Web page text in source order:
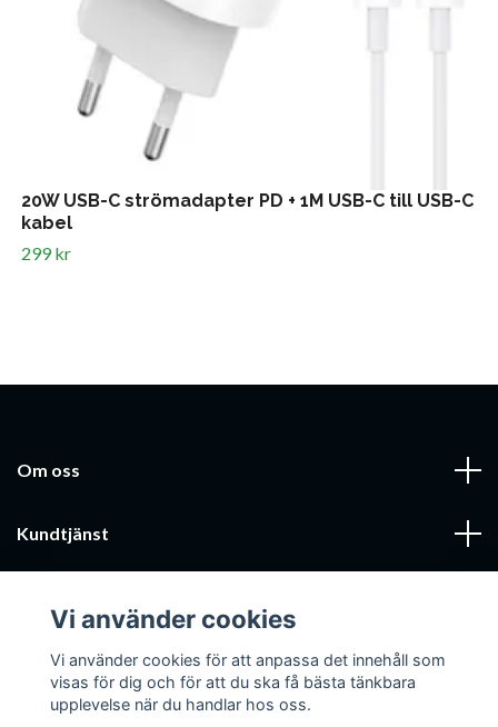
20W USB-C strömadapter PD + 1M USB-C till USB-C
kabel
299 kr
Om oss
Kundtjänst
Sociala medier
Vi använder cookies
Vi använder cookies för att anpassa det innehåll som
visas för dig och för att du ska få bästa tänkbara
upplevelse när du handlar hos oss.